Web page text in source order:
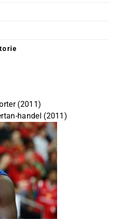
(2011)
handel (2011)